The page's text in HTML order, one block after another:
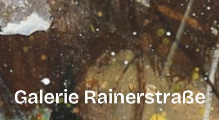
Galerie Rainerstraße